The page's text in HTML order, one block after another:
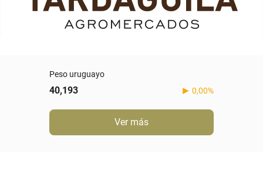
Peso uruguayo
40,193 0,00%
Ver más